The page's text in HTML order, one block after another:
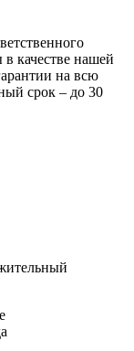
качестве нашей
на всю
срок – до 30